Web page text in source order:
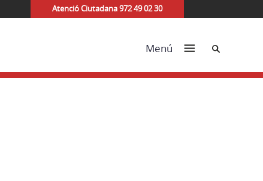
Atenció Ciutadana 972 49 02 30
Menú Cerca